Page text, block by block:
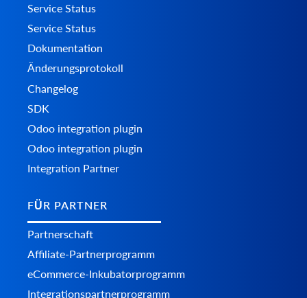
Service Status
Service Status
Dokumentation
Änderungsprotokoll
Changelog
SDK
Odoo integration plugin
Odoo integration plugin
Integration Partner
FÜR PARTNER
Partnerschaft
Affiliate-Partnerprogramm
eCommerce-Inkubatorprogramm
Integrationspartnerprogramm